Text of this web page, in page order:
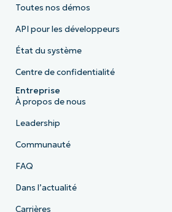
Toutes nos démos
API pour les développeurs
État du système
Centre de confidentialité
Entreprise
À propos de nous
Leadership
Communauté
FAQ
Dans l’actualité
Carrières